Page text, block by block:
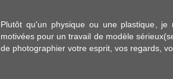
Plutôt qu'un physique ou une plastique, je
motivées pour un travail de modèle
de photographier votre esprit, vos regards,